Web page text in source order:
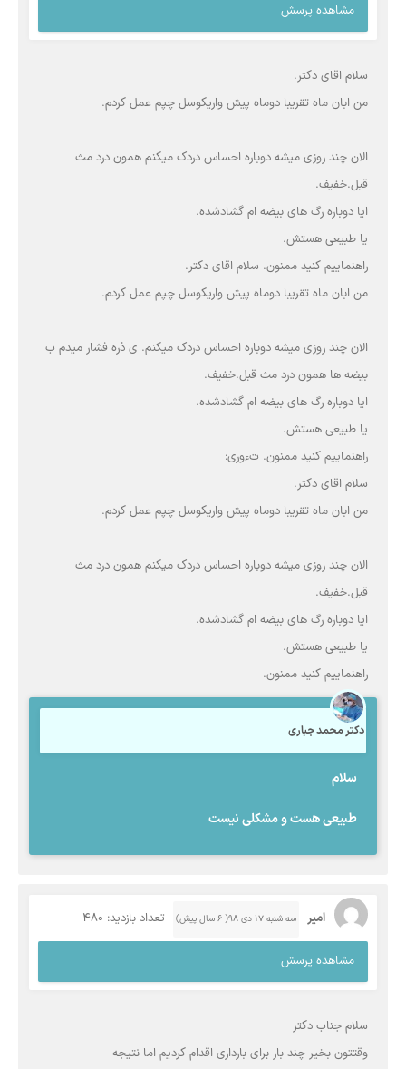
مشاهده پرسش
سلام اقای دکتر.
من ابان ماه تقریبا دوماه پیش واریکوسل چپم عمل کردم.
الان چند روزی میشه دوباره احساس دردک میکنم همون درد مث
قبل.خفیف.
ایا دوباره رگ های بیضه ام گشادشده.
یا طبیعی هستش.
راهنماییم کنید ممنون. سلام اقای دکتر.
من ابان ماه تقریبا دوماه پیش واریکوسل چپم عمل کردم.
الان چند روزی میشه دوباره احساس دردک میکنم. ی ذره فشار میدم ب
بیضه ها همون درد مث قبل.خفیف.
ایا دوباره رگ های بیضه ام گشادشده.
یا طبیعی هستش.
راهنماییم کنید ممنون. تءوری:
سلام اقای دکتر.
من ابان ماه تقریبا دوماه پیش واریکوسل چپم عمل کردم.
الان چند روزی میشه دوباره احساس دردک میکنم همون درد مث
قبل.خفیف.
ایا دوباره رگ های بیضه ام گشادشده.
یا طبیعی هستش.
راهنماییم کنید ممنون.
دکتر محمد جباری
سلام
طبیعی هست و مشکلی نیست
امیر سه شنبه ۱۷ دی ۹۸( 6 سال پیش) تعداد بازدید: 480
مشاهده پرسش
سلام جناب دکتر
وقتتون بخیر چند بار برای بارداری اقدام کردیم اما نتیجه